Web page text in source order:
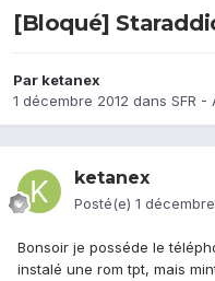
[Bloqué]
Par ketanex
1 décembre 2012 dans SFR -
ketanex
Posté(e) 1
Bonsoir je posséde le
instalé une rom tpt, mais